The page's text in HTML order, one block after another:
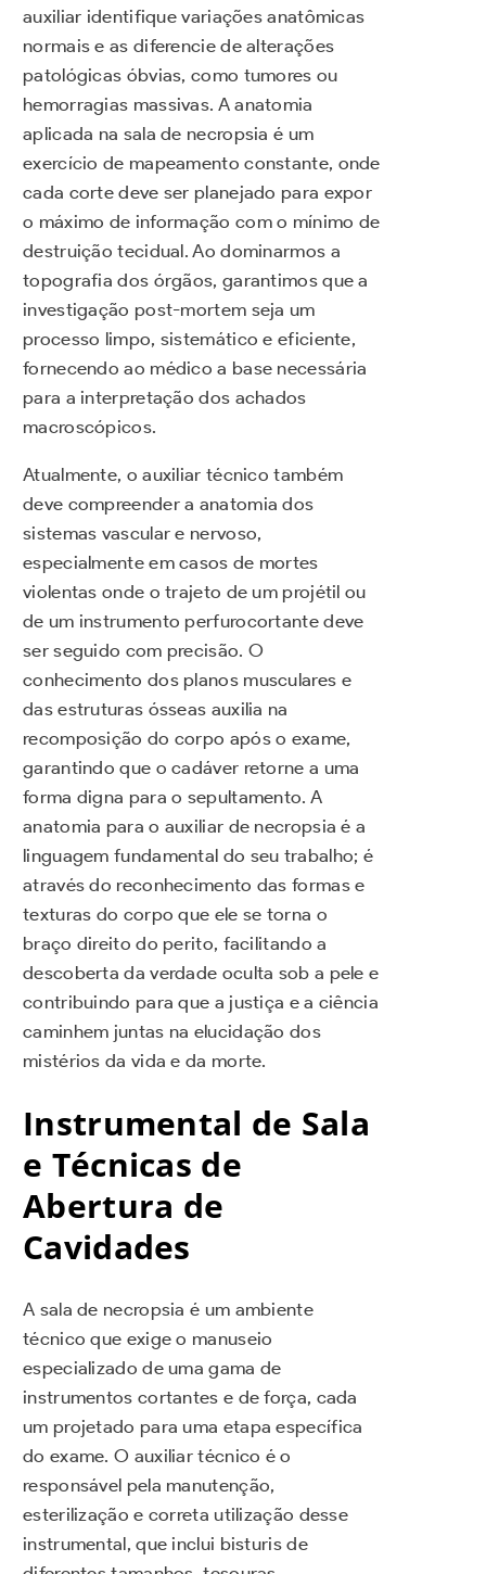
auxiliar identifique variações anatômicas
normais e as diferencie de alterações
patológicas óbvias, como tumores ou
hemorragias massivas. A anatomia
aplicada na sala de necropsia é um
exercício de mapeamento constante, onde
cada corte deve ser planejado para expor
o máximo de informação com o mínimo de
destruição tecidual. Ao dominarmos a
topografia dos órgãos, garantimos que a
investigação post-mortem seja um
processo limpo, sistemático e eficiente,
fornecendo ao médico a base necessária
para a interpretação dos achados
macroscópicos.
Atualmente, o auxiliar técnico também
deve compreender a anatomia dos
sistemas vascular e nervoso,
especialmente em casos de mortes
violentas onde o trajeto de um projétil ou
de um instrumento perfurocortante deve
ser seguido com precisão. O
conhecimento dos planos musculares e
das estruturas ósseas auxilia na
recomposição do corpo após o exame,
garantindo que o cadáver retorne a uma
forma digna para o sepultamento. A
anatomia para o auxiliar de necropsia é a
linguagem fundamental do seu trabalho; é
através do reconhecimento das formas e
texturas do corpo que ele se torna o
braço direito do perito, facilitando a
descoberta da verdade oculta sob a pele e
contribuindo para que a justiça e a ciência
caminhem juntas na elucidação dos
mistérios da vida e da morte.
Instrumental de Sala
e Técnicas de
Abertura de
Cavidades
A sala de necropsia é um ambiente
técnico que exige o manuseio
especializado de uma gama de
instrumentos cortantes e de força, cada
um projetado para uma etapa específica
do exame. O auxiliar técnico é o
responsável pela manutenção,
esterilização e correta utilização desse
instrumental, que inclui bisturis de